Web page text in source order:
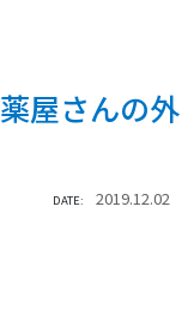
屋さんの外
DATE: 2019.12.02